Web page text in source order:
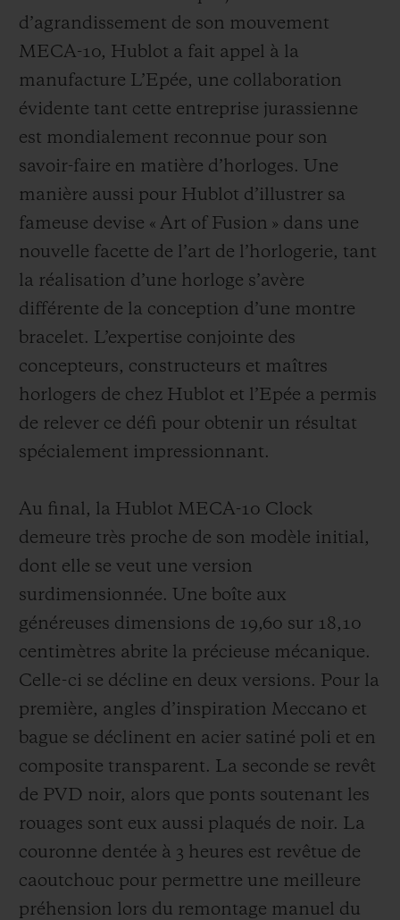
d’agrandissement de son mouvement
MECA-10, Hublot a fait appel à la
manufacture L’Epée, une collaboration
évidente tant cette entreprise jurassienne
est mondialement reconnue pour son
savoir-faire en matière d’horloges. Une
manière aussi pour Hublot d’illustrer sa
fameuse devise « Art of Fusion » dans une
nouvelle facette de l’art de l’horlogerie, tant
la réalisation d’une horloge s’avère
différente de la conception d’une montre
bracelet. L’expertise conjointe des
concepteurs, constructeurs et maîtres
horlogers de chez Hublot et l’Epée a permis
de relever ce défi pour obtenir un résultat
spécialement impressionnant.
Au final, la Hublot MECA-10 Clock
demeure très proche de son modèle initial,
dont elle se veut une version
surdimensionnée. Une boîte aux
généreuses dimensions de 19,60 sur 18,10
centimètres abrite la précieuse mécanique.
Celle-ci se décline en deux versions. Pour la
première, angles d’inspiration Meccano et
bague se déclinent en acier satiné poli et en
composite transparent. La seconde se revêt
de PVD noir, alors que ponts soutenant les
rouages sont eux aussi plaqués de noir. La
couronne dentée à 3 heures est revêtue de
caoutchouc pour permettre une meilleure
préhension lors du remontage manuel du